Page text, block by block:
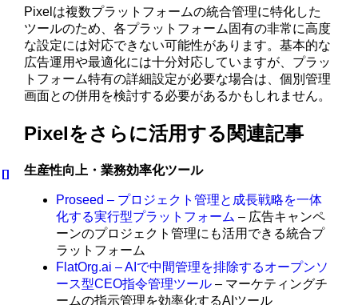
Pixelは複数プラットフォームの統合管理に特化した
ツールのため、各プラットフォーム固有の非常に高度
な設定には対応できない可能性があります。基本的な
広告運用や最適化には十分対応していますが、プラッ
トフォーム特有の詳細設定が必要な場合は、個別管理
画面との併用を検討する必要があるかもしれません。
Pixelをさらに活用する関連記事
生産性向上・業務効率化ツール
Proseed – プロジェクト管理と成長戦略を一体
化する実行型プラットフォーム – 広告キャンペ
ーンのプロジェクト管理にも活用できる統合プ
ラットフォーム
FlatOrg.ai – AIで中間管理を排除するオープンソ
ース型CEO指令管理ツール – マーケティングチ
ームの指示管理を効率化するAIツール